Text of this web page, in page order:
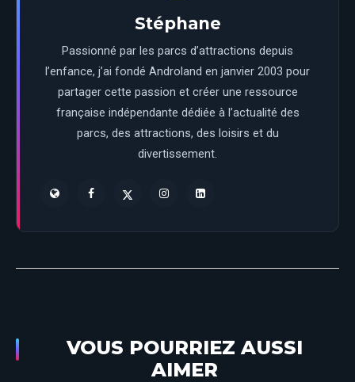
Stéphane
Passionné par les parcs d’attractions depuis
l’enfance, j’ai fondé Androland en janvier 2003 pour
partager cette passion et créer une ressource
française indépendante dédiée à l’actualité des
parcs, des attractions, des loisirs et du
divertissement.
VOUS POURRIEZ AUSSI
AIMER